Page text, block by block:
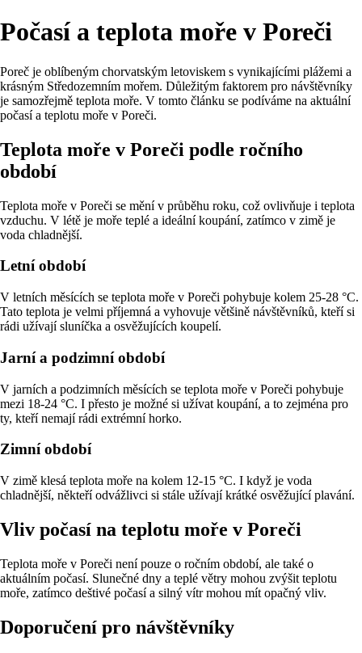
Počasí a teplota moře v Poreči
Poreč je oblíbeným chorvatským letoviskem s vynikajícími plážemi a
krásným Středozemním mořem. Důležitým faktorem pro návštěvníky
je samozřejmě teplota moře. V tomto článku se podíváme na aktuální
počasí a teplotu moře v Poreči.
Teplota moře v Poreči podle ročního
období
Teplota moře v Poreči se mění v průběhu roku, což ovlivňuje i teplota
vzduchu. V létě je moře teplé a ideální koupání, zatímco v zimě je
voda chladnější.
Letní období
V letních měsících se teplota moře v Poreči pohybuje kolem 25-28 °C.
Tato teplota je velmi příjemná a vyhovuje většině návštěvníků, kteří si
rádi užívají sluníčka a osvěžujících koupelí.
Jarní a podzimní období
V jarních a podzimních měsících se teplota moře v Poreči pohybuje
mezi 18-24 °C. I přesto je možné si užívat koupání, a to zejména pro
ty, kteří nemají rádi extrémní horko.
Zimní období
V zimě klesá teplota moře na kolem 12-15 °C. I když je voda
chladnější, někteří odvážlivci si stále užívají krátké osvěžující plavání.
Vliv počasí na teplotu moře v Poreči
Teplota moře v Poreči není pouze o ročním období, ale také o
aktuálním počasí. Slunečné dny a teplé větry mohou zvýšit teplotu
moře, zatímco deštivé počasí a silný vítr mohou mít opačný vliv.
Doporučení pro návštěvníky